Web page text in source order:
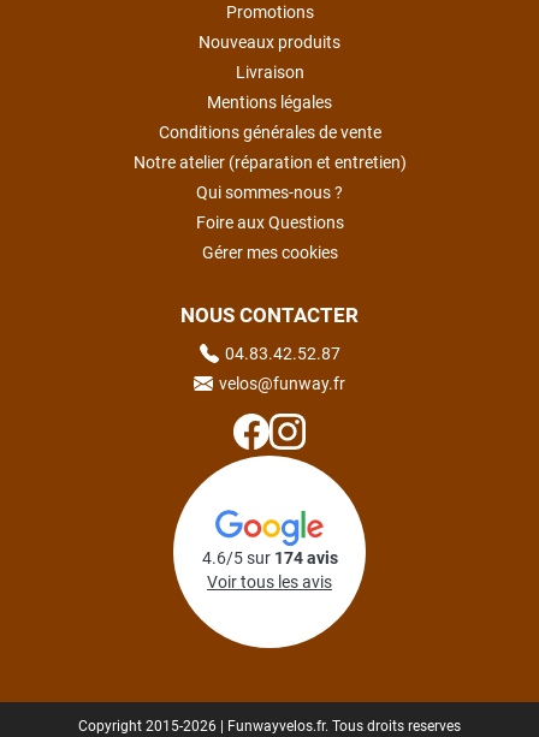
Promotions
Nouveaux produits
Livraison
Mentions légales
Conditions générales de vente
Notre atelier (réparation et entretien)
Qui sommes-nous ?
Foire aux Questions
Gérer mes cookies
NOUS CONTACTER
04.83.42.52.87
velos@funway.fr
4.6/5 sur 174 avis
Voir tous les avis
Copyright 2015-2026 | Funwayvelos.fr. Tous droits reserves